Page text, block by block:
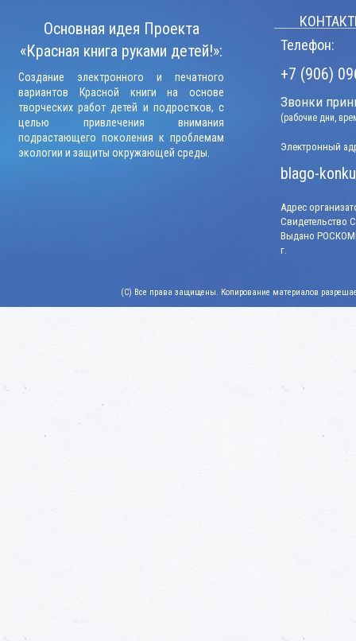
Основная идея Проекта
«Красная книга руками детей!»:
Создание электронного и печатного
вариантов Красной книги на основе
творческих работ детей и подростков, с
целью привлечения внимания
подрастающего поколения к проблемам
экологии и защиты окружающей среды.
Телефон:
+7 (906)
Звонки
(рабочие дни,
Электронный
blago-
Адрес
Свидетельство
Выдано
г.
(C) Все права защищены. Копирование материалов